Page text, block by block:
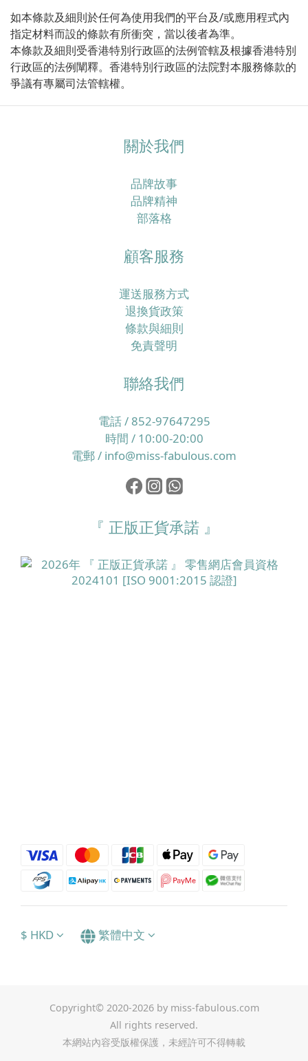
如本條款及細則於任何為使用我們的平台及/或應用程式內
指定材料而設的條款有所衝突，當以後者為準。
本條款及細則受香港特別行政區的法例管轄及根據香港特別
行政區的法例闡釋。香港特別行政區的法院對本服務條款的
爭議有專屬司法管轄權。
關於我們
品牌故事
品牌精神
部落格
顧客服務
運送服務方式
退換貨政策
條款與細則
免責聲明
聯絡我們
電話 / 852-97647295
時間 / 10:00-20:00
電郵 / info@miss-fabulous.com
『 正版正貨承諾 』
$ HKD 繁體中文
Copyright© 2020-2026 by miss-fabulous.com
All rights reserved.
本網站內容受版權保護，未經許可不得轉載